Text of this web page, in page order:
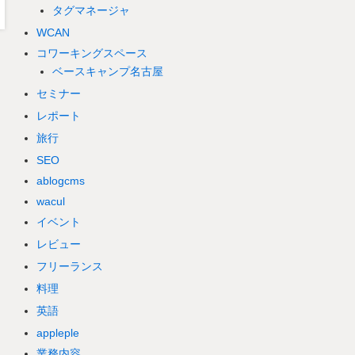
タグマネージャ
WCAN
コワーキングスペース
ベースキャンプ名古屋
セミナー
レポート
旅行
SEO
ablogcms
wacul
イベント
レビュー
フリーランス
料理
英語
appleple